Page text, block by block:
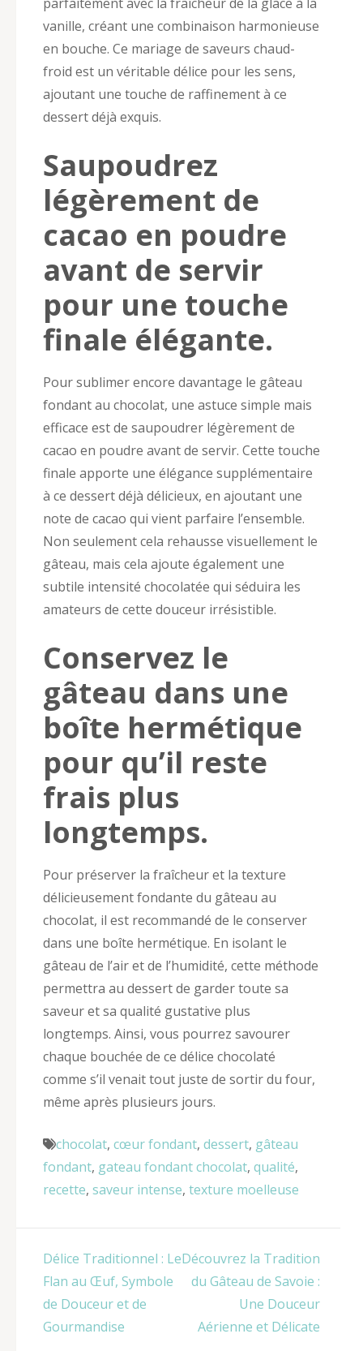
vanille, créant une combinaison harmonieuse
en bouche. Ce mariage de saveurs chaud-
froid est un véritable délice pour les sens,
ajoutant une touche de raffinement à ce
dessert déjà exquis.
Saupoudrez
légèrement de
cacao en poudre
avant de servir
pour une touche
finale élégante.
Pour sublimer encore davantage le gâteau
fondant au chocolat, une astuce simple mais
efficace est de saupoudrer légèrement de
cacao en poudre avant de servir. Cette touche
finale apporte une élégance supplémentaire
à ce dessert déjà délicieux, en ajoutant une
note de cacao qui vient parfaire l’ensemble.
Non seulement cela rehausse visuellement le
gâteau, mais cela ajoute également une
subtile intensité chocolatée qui séduira les
amateurs de cette douceur irrésistible.
Conservez le
gâteau dans une
boîte hermétique
pour qu’il reste
frais plus
longtemps.
Pour préserver la fraîcheur et la texture
délicieusement fondante du gâteau au
chocolat, il est recommandé de le conserver
dans une boîte hermétique. En isolant le
gâteau de l’air et de l’humidité, cette méthode
permettra au dessert de garder toute sa
saveur et sa qualité gustative plus
longtemps. Ainsi, vous pourrez savourer
chaque bouchée de ce délice chocolaté
comme s’il venait tout juste de sortir du four,
même après plusieurs jours.
chocolat, cœur fondant, dessert, gâteau
fondant, gateau fondant chocolat, qualité,
recette, saveur intense, texture moelleuse
Navigation
de
l’article
Délice Traditionnel : Le
Flan au Œuf, Symbole
de Douceur et de
Gourmandise
Découvrez la Tradition
du Gâteau de Savoie :
Une Douceur
Aérienne et Délicate